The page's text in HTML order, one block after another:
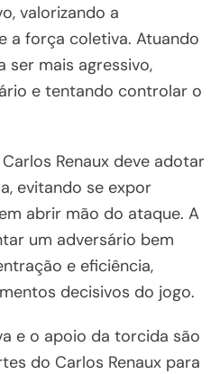
valorizando a
a força coletiva. Atuando
ser mais agressivo,
e tentando controlar o
Renaux deve adotar
evitando se expor
abrir mão do ataque. A
um adversário bem
e eficiência,
decisivos do jogo.
e o apoio da torcida são
do Carlos Renaux para